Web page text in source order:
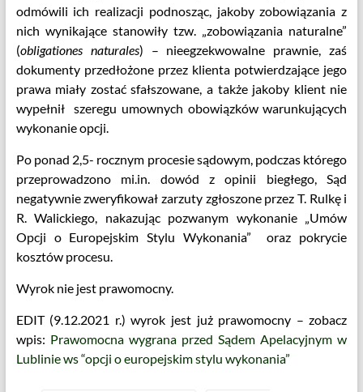
odmówili ich realizacji podnosząc, jakoby zobowiązania z
nich wynikające stanowiły tzw. „zobowiązania naturalne”
(obligationes naturales) – nieegzekwowalne prawnie, zaś
dokumenty przedłożone przez klienta potwierdzające jego
prawa miały zostać sfałszowane, a także jakoby klient nie
wypełnił szeregu umownych obowiązków warunkujących
wykonanie opcji.
Po ponad 2,5- rocznym procesie sądowym, podczas którego
przeprowadzono mi.in. dowód z opinii biegłego, Sąd
negatywnie zweryfikował zarzuty zgłoszone przez T. Rulkę i
R. Walickiego, nakazując pozwanym wykonanie „Umów
Opcji o Europejskim Stylu Wykonania” oraz pokrycie
kosztów procesu.
Wyrok nie jest prawomocny.
EDIT (9.12.2021 r.) wyrok jest już prawomocny – zobacz
wpis: Prawomocna wygrana przed Sądem Apelacyjnym w
Lublinie ws “opcji o europejskim stylu wykonania”